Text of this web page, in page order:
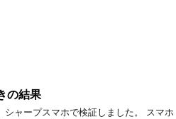
の結果
ャープスマホで検証しました。 スマホ